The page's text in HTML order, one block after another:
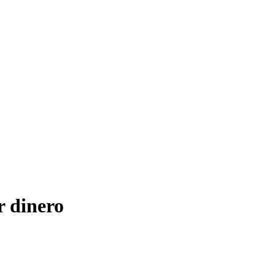
dinero